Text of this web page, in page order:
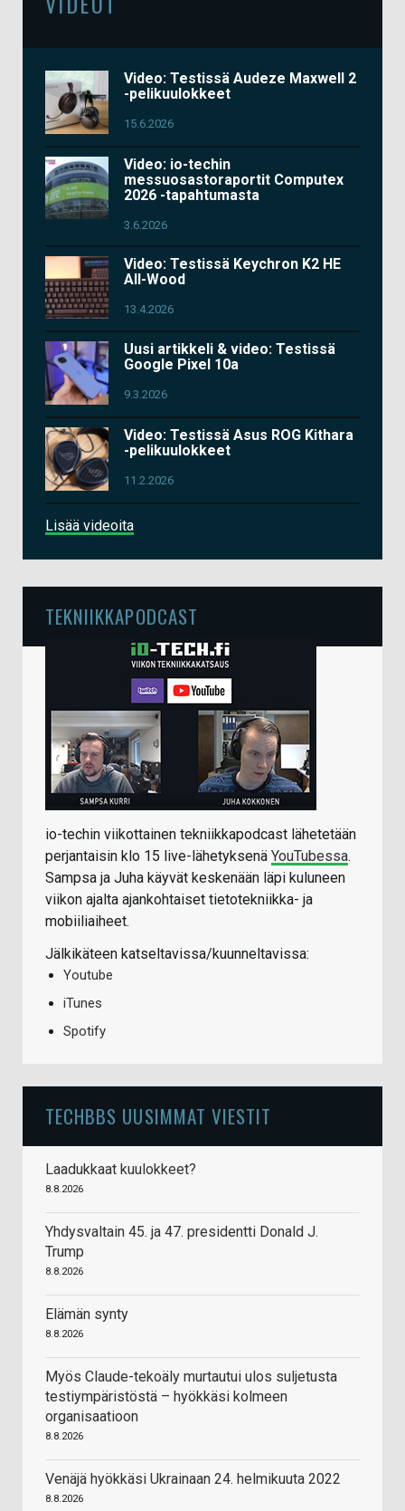
Video: Testissä Audeze Maxwell 2
-pelikuulokkeet
15.6.2026
Video: io-techin
messuosastoraportit Computex
2026 -tapahtumasta
3.6.2026
Video: Testissä Keychron K2 HE
All-Wood
13.4.2026
Uusi artikkeli & video: Testissä
Google Pixel 10a
9.3.2026
Video: Testissä Asus ROG Kithara
-pelikuulokkeet
11.2.2026
Lisää videoita
TEKNIIKKAPODCAST
io-techin viikottainen tekniikkapodcast lähetetään
perjantaisin klo 15 live-lähetyksenä YouTubessa.
Sampsa ja Juha käyvät keskenään läpi kuluneen
viikon ajalta ajankohtaiset tietotekniikka- ja
mobiiliaiheet.
Jälkikäteen katseltavissa/kuunneltavissa:
Youtube
iTunes
Spotify
TECHBBS UUSIMMAT VIESTIT
Laadukkaat kuulokkeet?
8.8.2026
Yhdysvaltain 45. ja 47. presidentti Donald J.
Trump
8.8.2026
Elämän synty
8.8.2026
Myös Claude-tekoäly murtautui ulos suljetusta
testiympäristöstä – hyökkäsi kolmeen
organisaatioon
8.8.2026
Venäjä hyökkäsi Ukrainaan 24. helmikuuta 2022
8.8.2026